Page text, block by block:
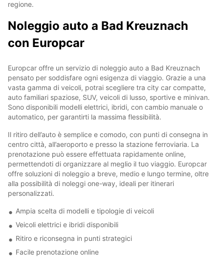
regione.
Noleggio auto a Bad Kreuznach
con Europcar
Europcar offre un servizio di noleggio auto a Bad Kreuznach
pensato per soddisfare ogni esigenza di viaggio. Grazie a una
vasta gamma di veicoli, potrai scegliere tra city car compatte,
auto familiari spaziose, SUV, veicoli di lusso, sportive e minivan.
Sono disponibili modelli elettrici, ibridi, con cambio manuale o
automatico, per garantirti la massima flessibilità.
Il ritiro dell’auto è semplice e comodo, con punti di consegna in
centro città, all’aeroporto e presso la stazione ferroviaria. La
prenotazione può essere effettuata rapidamente online,
permettendoti di organizzare al meglio il tuo viaggio. Europcar
offre soluzioni di noleggio a breve, medio e lungo termine, oltre
alla possibilità di noleggi one-way, ideali per itinerari
personalizzati.
Ampia scelta di modelli e tipologie di veicoli
Veicoli elettrici e ibridi disponibili
Ritiro e riconsegna in punti strategici
Facile prenotazione online